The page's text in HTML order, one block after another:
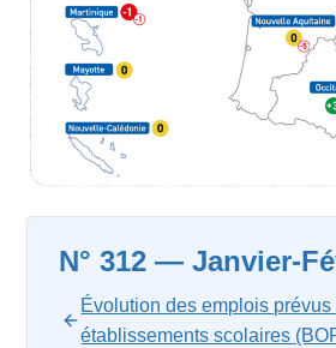
N° 312 — Janvier-
Évolution des emplois prévus
établissements scolaires